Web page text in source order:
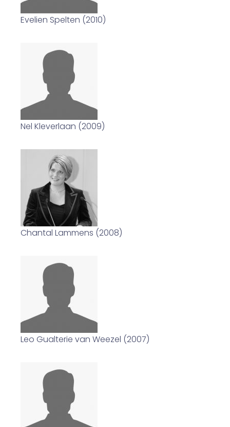
Evelien Spelten (2010)
Nel Kleverlaan (2009)
Chantal Lammens (2008)
Leo Gualterie van Weezel (2007)